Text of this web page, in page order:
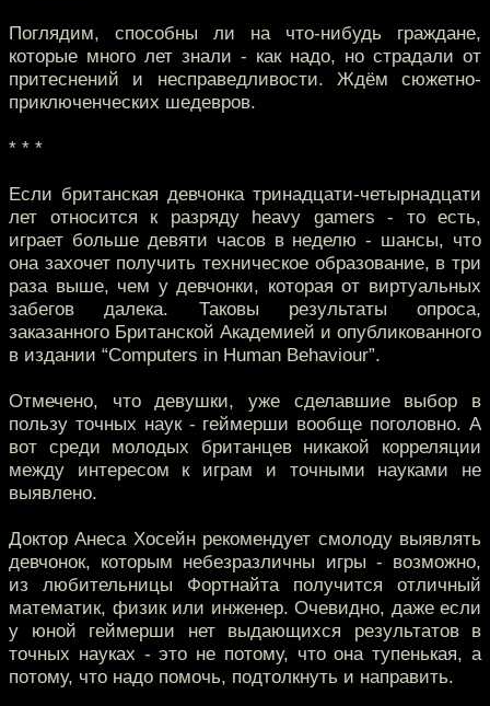
Поглядим, способны ли на что-нибудь граждане,
которые много лет знали - как надо, но страдали от
притеснений и несправедливости. Ждём сюжетно-
приключенческих шедевров.
* * *
Если британская девчонка тринадцати-четырнадцати
лет относится к разряду heavy gamers - то есть,
играет больше девяти часов в неделю - шансы, что
она захочет получить техническое образование, в три
раза выше, чем у девчонки, которая от виртуальных
забегов далека. Таковы результаты опроса,
заказанного Британской Академией и опубликованного
в издании “Computers in Human Behaviour”.
Отмечено, что девушки, уже сделавшие выбор в
пользу точных наук - геймерши вообще поголовно. А
вот среди молодых британцев никакой корреляции
между интересом к играм и точными науками не
выявлено.
Доктор Анеса Хосейн рекомендует смолоду выявлять
девчонок, которым небезразличны игры - возможно,
из любительницы Фортнайта получится отличный
математик, физик или инженер. Очевидно, даже если
у юной геймерши нет выдающихся результатов в
точных науках - это не потому, что она тупенькая, а
потому, что надо помочь, подтолкнуть и направить.